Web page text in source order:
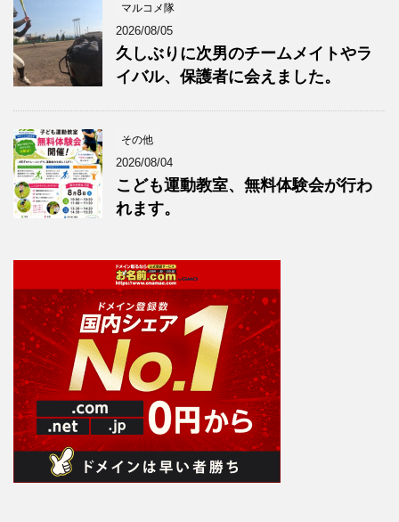
マルコメ隊
2026/08/05
久しぶりに次男のチームメイトやラ
イバル、保護者に会えました。
その他
2026/08/04
こども運動教室、無料体験会が行わ
れます。